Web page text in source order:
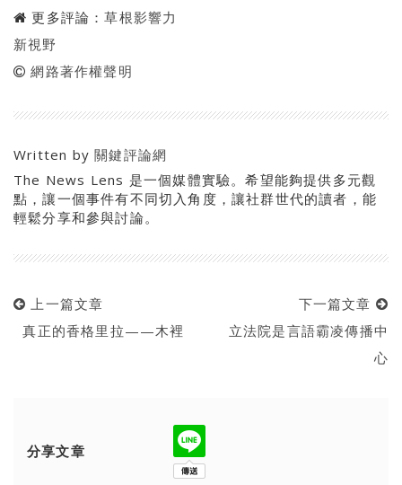
更多評論：草根影響力
新視野
網路著作權聲明
Written by關鍵評論網
The News Lens 是一個媒體實驗。希望能夠提供多元觀
點，讓一個事件有不同切入角度，讓社群世代的讀者，能
輕鬆分享和參與討論。
上一篇文章
真正的香格里拉——木裡
下一篇文章
立法院是言語霸凌傳播中
心
分享文章